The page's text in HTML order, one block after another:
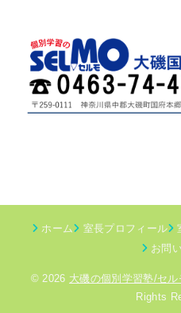
ホーム 室長プロフィール
お問
© 2026 大磯の個別学習塾/セ
Rights